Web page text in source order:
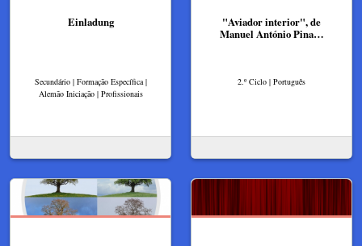
Einladung
Secundário | Formação Específica |
Alemão Iniciação | Profissionais
"Aviador interior", de
Manuel António Pina…
2.º Ciclo | Português